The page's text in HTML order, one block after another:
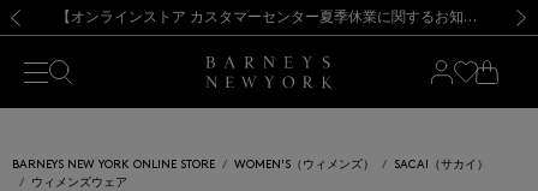
新規登録のお客様も対象！＜MY BARNEYS＞会員のお客様は11,000円（税込）以上のお買上げで常時送料無料！お買い物の際は会員登録を！
【夏季休業に伴う出荷一時停止のお知らせ】(2026.8.7) 【オンラインストア カスタマーセンター夏季休業に関するお知らせ】（2026.8.7）
【夏季休業に伴う返品・交換承り一時停止のお知らせ】（2026.8.5）
熊本県を中心とした地震の影響によるお荷物のお届けについて
【開催中】SUMMER SALEのご案内・ご注意事項 新規登録のお客様も対象！＜MY BARNEYS＞会員のお客様は11,000円（税込）以上のお買上げで常時送料無料！お買い物の際は会員登録を！
【夏季休業に伴う出荷一時停止のお知らせ】(2026.8.7)
BARNEYS NEW YORK ONLINE STORE WOMEN'S（ウィメンズ）
SACAI（サカイ）
ウィメンズウェア